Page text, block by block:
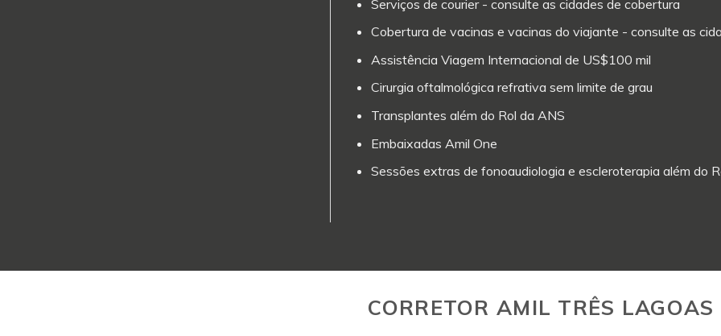
Serviços de courier - consulte as cidades de cobertura
Cobertura de vacinas e vacinas do viajante - consulte as
Assistência Viagem Internacional de US$100 mil
Cirurgia oftalmológica refrativa sem limite de grau
Transplantes além do Rol da ANS
Embaixadas Amil One
Sessões extras de fonoaudiologia e escleroterapia além do
CORRETOR AMIL TRÊS LAGOAS